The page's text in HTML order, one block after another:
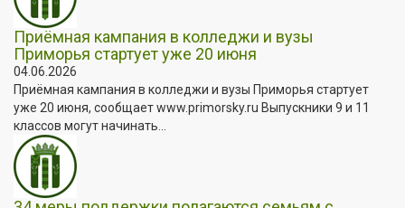
Приёмная кампания в колледжи и вузы
Приморья стартует уже 20 июня
04.06.2026
Приёмная кампания в колледжи и вузы Приморья стартует
уже 20 июня, сообщает www.primorsky.ru Выпускники 9 и 11
классов могут начинать...